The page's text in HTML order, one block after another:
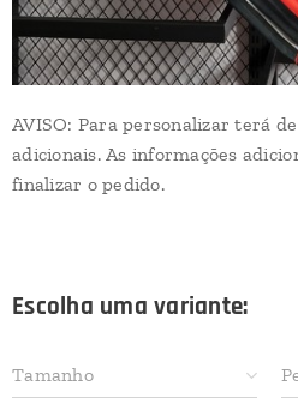
AVISO: Para personalizar terá
adicionais. As informações
finalizar o pedido.
Escolha uma variante:
Tamanho